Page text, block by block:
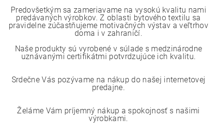
Predovšetkým sa zameriavame na vysokú kvalitu nami
predávaných výrobkov. Z oblasti bytového textilu sa
pravidelne zúčastňujeme motivačných výstav a veľtrhov
doma i v zahraničí.
Naše produkty sú vyrobené v súlade s medzinárodne
uznávanými certifikátmi potvrdzujúce ich kvalitu.
Srdečne Vás pozývame na nákup do našej internetovej
predajne.
Želáme Vám príjemný nákup a spokojnosť s našimi
výrobkami.